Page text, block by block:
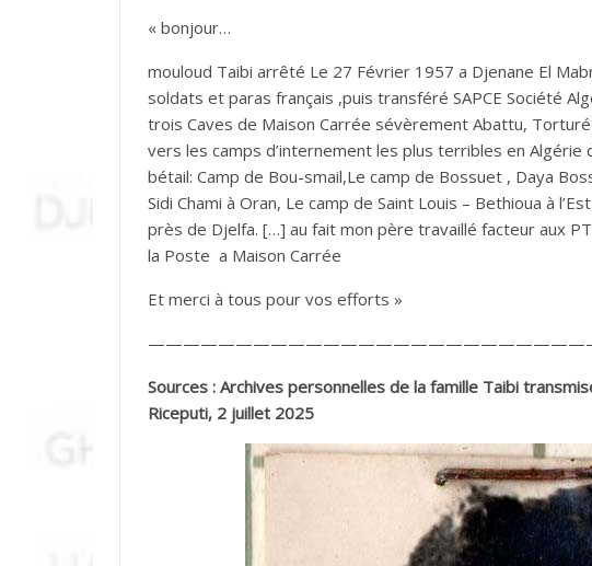
« bonjour…
mouloud Taibi arrêté Le 27 Février 1957 a Djenane El
soldats et paras français ,puis transféré SAPCE Société
trois Caves de Maison Carrée sévèrement Abattu,
vers les camps d’internement les plus terribles en
bétail: Camp de Bou-smail,Le camp de Bossuet , Daya
Sidi Chami à Oran, Le camp de Saint Louis – Bethioua à
près de Djelfa. […] au fait mon père travaillé facteur aux
la Poste a Maison Carrée
Et merci à tous pour vos efforts »
Sources : Archives personnelles de la famille Taibi
Riceputi, 2 juillet 2025